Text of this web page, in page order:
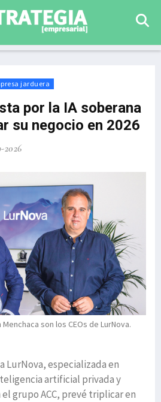
jarduera
por la IA soberana
su negocio en 2026
2026
son los CEOs de LurNova.
LurNova, especializada en
artificial privada y
grupo ACC, prevé triplicar en